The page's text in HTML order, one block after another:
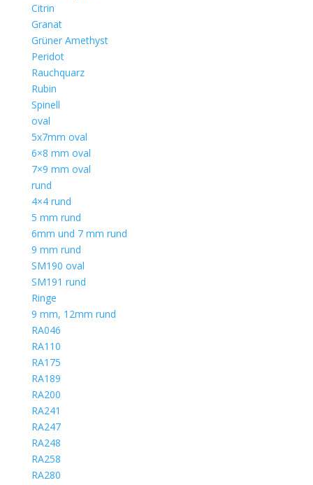
Citrin
Granat
Grüner Amethyst
Peridot
Rauchquarz
Rubin
Spinell
oval
5x7mm oval
6×8 mm oval
7×9 mm oval
rund
4×4 rund
5 mm rund
6mm und 7 mm rund
9 mm rund
SM190 oval
SM191 rund
Ringe
9 mm, 12mm rund
RA046
RA110
RA175
RA189
RA200
RA241
RA247
RA248
RA258
RA280